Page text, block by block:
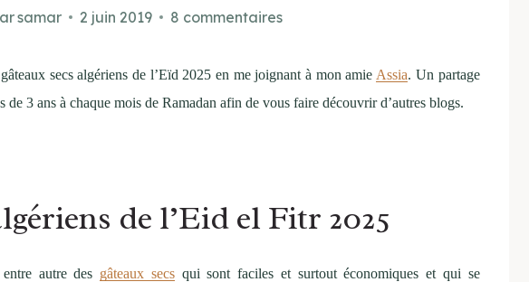
samar 2 juin 2019 8 commentaires
secs algériens de l’Eïd 2025 en me joignant à mon amie Assia. Un partage
de 3 ans à chaque mois de Ramadan afin de vous faire découvrir d’autres blogs.
de l’Eid el Fitr 2025
autre des gâteaux secsqui sont faciles et surtout économiques et qui se